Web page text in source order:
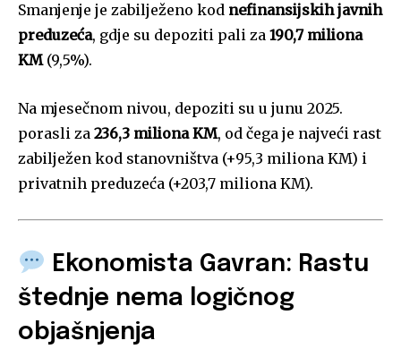
Smanjenje je zabilježeno kod nefinansijskih javnih
preduzeća, gdje su depoziti pali za 190,7 miliona
KM(9,5%).
Na mjesečnom nivou, depoziti su u junu 2025.
porasli za 236,3 miliona KM, od čega je najveći rast
zabilježen kod stanovništva (+95,3 miliona KM) i
privatnih preduzeća (+203,7 miliona KM).
Ekonomista Gavran: Rastu
štednje nema logičnog
objašnjenja